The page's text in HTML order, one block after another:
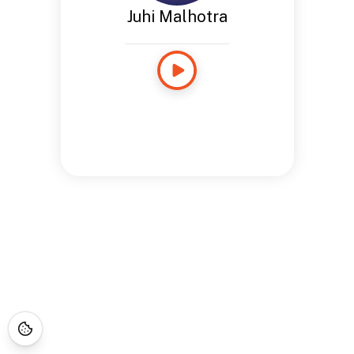
Juhi Malhotra